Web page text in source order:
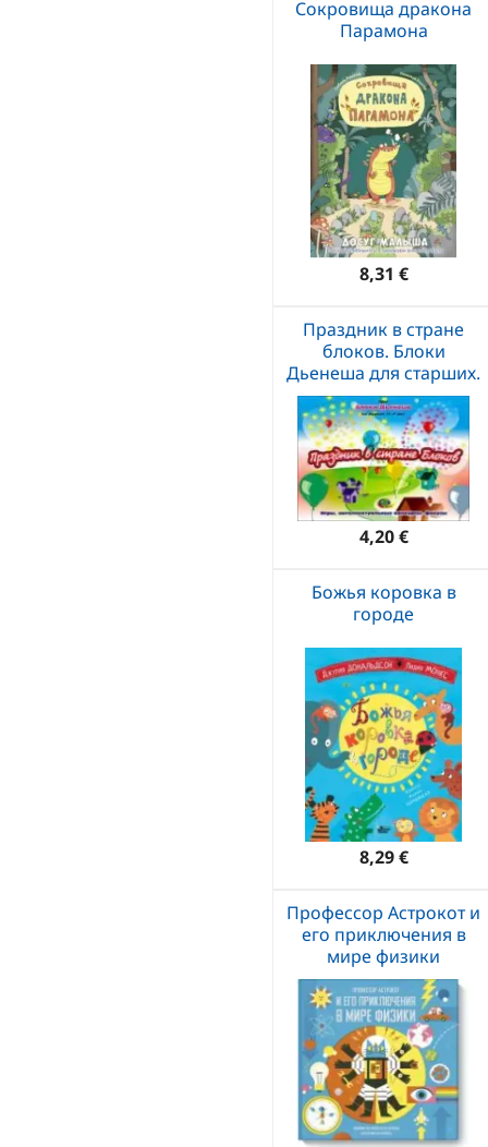
Сокровища дракона
Парамона
8,31 €
Праздник в стране
блоков. Блоки
Дьенеша для старших.
4,20 €
Божья коровка в
городе
8,29 €
Профессор Астрокот и
его приключения в
мире физики